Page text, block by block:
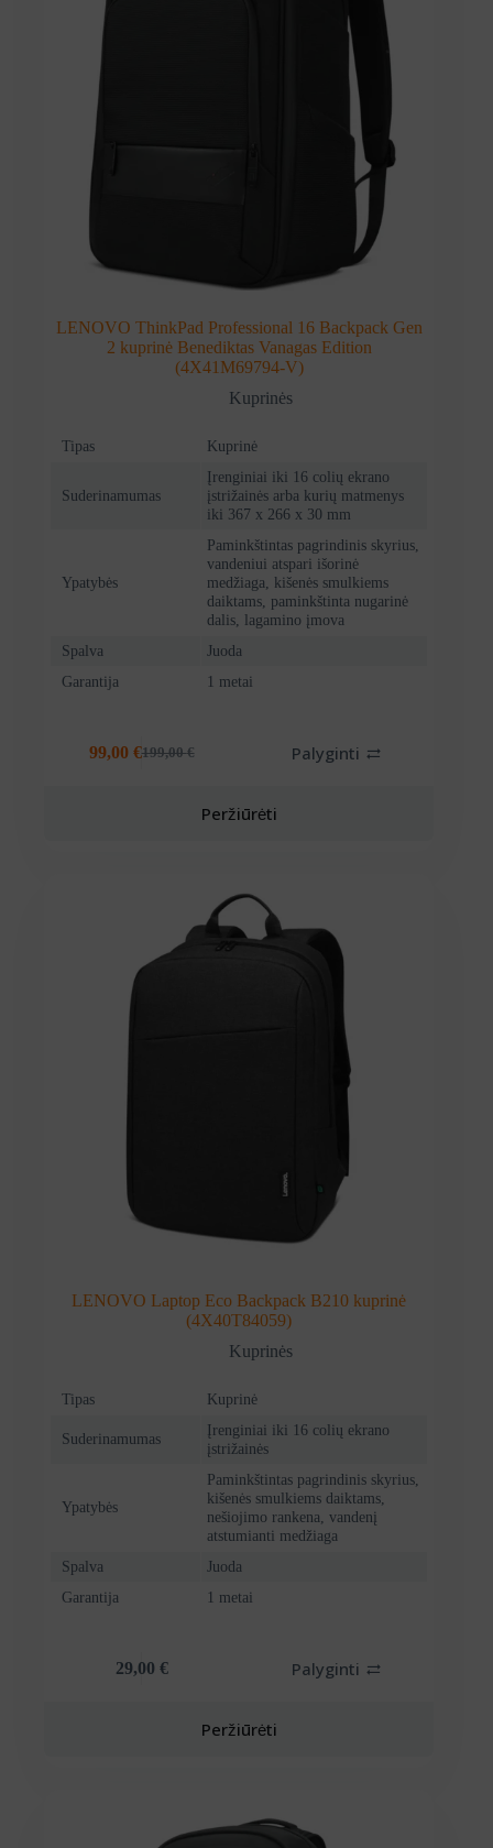
LENOVO ThinkPad Professional 16 Backpack Gen
2 kuprinė Benediktas Vanagas Edition
(4X41M69794-V)
Kuprinės
Tipas Kuprinė
Suderinamumas
Įrenginiai iki 16 colių ekrano
įstrižainės arba kurių matmenys
iki 367 x 266 x 30 mm
Ypatybės
Paminkštintas pagrindinis skyrius,
vandeniui atspari išorinė
medžiaga, kišenės smulkiems
daiktams, paminkštinta nugarinė
dalis, lagamino įmova
Spalva
Juoda
Garantija
1 metai
199,00€
Original
199,00 €.
99,00 €Current
Palyginti
Peržiūrėti
LENOVO Laptop Eco Backpack B210 kuprinė
(4X40T84059)
Kuprinės
Tipas Kuprinė
Suderinamumas
Įrenginiai iki 16 colių ekrano
įstrižainės
Ypatybės
Paminkštintas pagrindinis skyrius,
kišenės smulkiems daiktams,
nešiojimo rankena, vandenį
atstumianti medžiaga
Spalva
Juoda
Garantija
1 metai
29,00 € Palyginti
Peržiūrėti